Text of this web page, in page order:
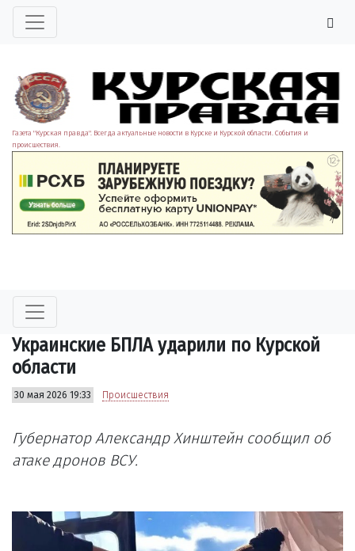
Газета "Курская правда". Всегда актуальные новости в Курске и Курской области. События и
происшествия.
Украинские БПЛА ударили по Курской
области
30 мая 2026 19:33 Происшествия
Губернатор Александр Хинштейн сообщил об
атаке дронов ВСУ.